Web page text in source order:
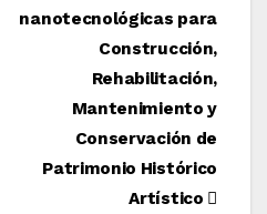
nanotecnológicas para
Construcción,
Rehabilitación,
Mantenimiento y
Conservación de
Patrimonio Histórico
Artístico